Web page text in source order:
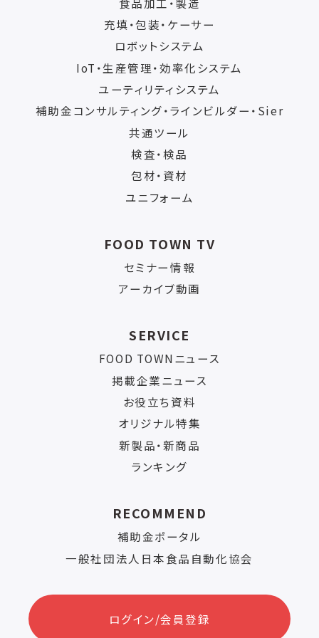
充填・包装・ケーサー
ロボットシステム
IoT・生産管理・効率化システム
ユーティリティシステム
補助金コンサルティング・ラインビルダー・Sier
共通ツール
検査・検品
包材・資材
ユニフォーム
FOOD TOWN TV
セミナー情報
アーカイブ動画
SERVICE
FOOD TOWNニュース
掲載企業ニュース
お役立ち資料
オリジナル特集
新製品・新商品
ランキング
RECOMMEND
補助金ポータル
一般社団法人日本食品自動化協会
ログイン/会員登録